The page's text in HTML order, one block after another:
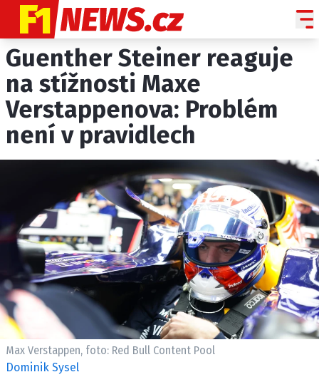
NOVINKY
GRAND PRIX
PADDOCK LINE
TECHNIKA
PROFILY JEZDCŮ
PROFILY TÝMŮ
ROZHOVORY
OSTATNÍ
SLEDUJTE NÁS NA|
ETICKÝ KODEX
KONTAKT
Guenther Steiner reaguje
na stížnosti Maxe
Verstappenova: Problém
není v pravidlech
Max Verstappen, foto: Red Bull Content Pool
Dominik Sysel